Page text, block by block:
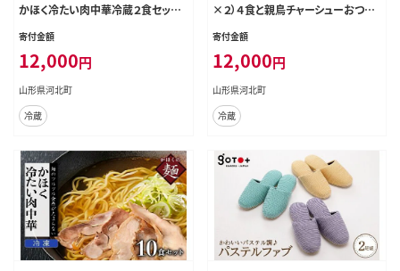
かほく冷たい肉中華冷蔵２食セット
と親鳥チャーシューおつまみ
寄付金額
12,000円
山形県河北町
冷蔵
×２）４食と親鳥チャーシューおつま
寄付金額
12,000円
山形県河北町
冷蔵